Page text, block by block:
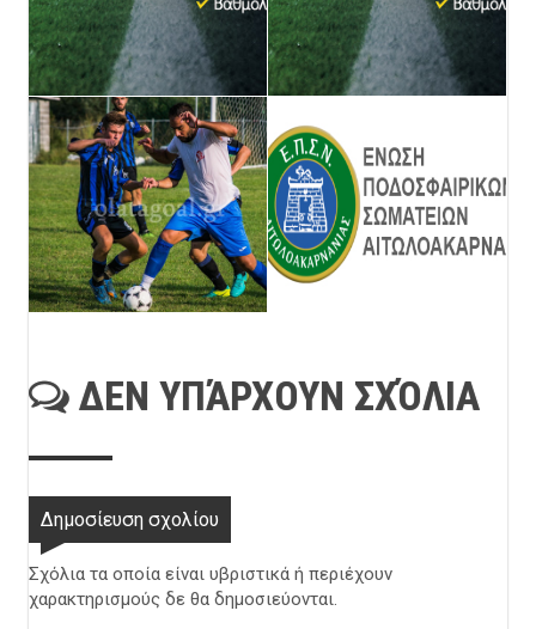
ΔΕΝ ΥΠΆΡΧΟΥΝ ΣΧΌΛΙΑ
Δημοσίευση σχολίου
Σχόλια τα οποία είναι υβριστικά ή περιέχουν
χαρακτηρισμούς δε θα δημοσιεύονται.